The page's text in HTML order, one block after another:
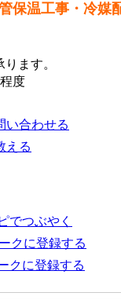
保温工事・冷媒
ます。
度
い合わせる
える
でつぶやく
クに登録する
クに登録する